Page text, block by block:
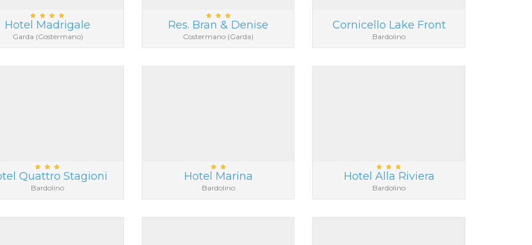
Hotel Madrigale
Garda (Costermano)
Res. Bran & Denise
Costermano (Garda)
Cornicello Lake Front
Bardolino
Quattro Stagioni
Bardolino
Hotel Marina
Bardolino
Hotel Alla Riviera
Bardolino